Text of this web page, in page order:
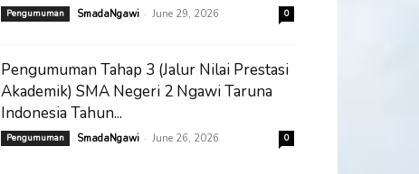
Pengumuman SmadaNgawi - June 29, 2026 0
Pengumuman Tahap 3 (Jalur Nilai Prestasi
Akademik) SMA Negeri 2 Ngawi Taruna
Indonesia Tahun...
Pengumuman SmadaNgawi - June 26, 2026 0